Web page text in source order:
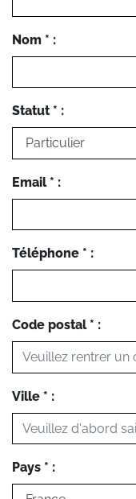
Nom * :
Statut * :
Email * :
Téléphone * :
Code postal * :
Ville * :
Pays * :